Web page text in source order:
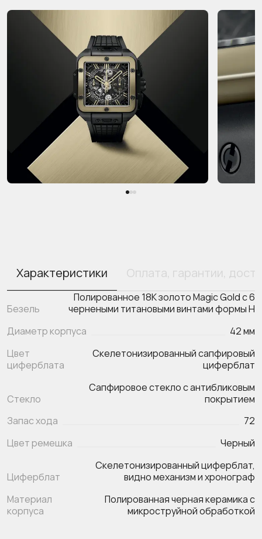
Характеристики Оплата, гарантии,
Безель
Полированное 18К золото Magic Gold с 6
чернеными титановыми винтами формы H
Диаметр корпуса
42 мм
Цвет
циферблата
Скелетонизированный сапфировый
циферблат
Стекло
Сапфировое стекло с антибликовым
покрытием
Запас хода
72
Цвет ремешка
Черный
Циферблат
Скелетонизированный циферблат,
видно механизм и хронограф
Материал
корпуса
Полированная черная керамика с
микроструйной обработкой